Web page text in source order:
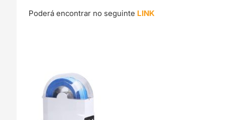
Poderá encontrar no seguinte LINK